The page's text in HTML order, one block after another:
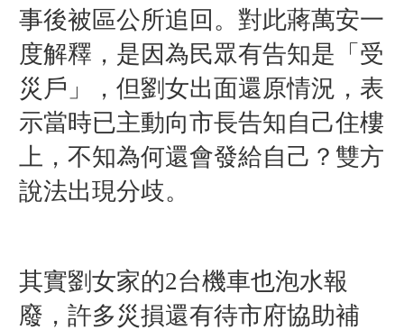
事後被區公所追回。對此蔣萬安一
度解釋，是因為民眾有告知是「受
災戶」，但劉女出面還原情況，表
示當時已主動向市長告知自己住樓
上，不知為何還會發給自己？雙方
說法出現分歧。
其實劉女家的2台機車也泡水報
廢，許多災損還有待市府協助補